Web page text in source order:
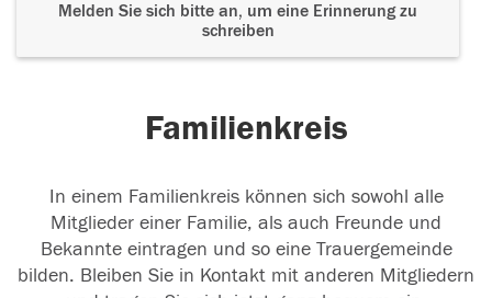
Melden Sie sich bitte an, um eine Erinnerung zu
schreiben
Familienkreis
In einem Familienkreis können sich sowohl alle
Mitglieder einer Familie, als auch Freunde und
Bekannte eintragen und so eine Trauergemeinde
bilden. Bleiben Sie in Kontakt mit anderen Mitgliedern